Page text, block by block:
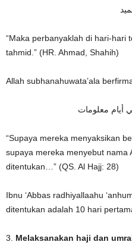
“Maka perbanyaklah di hari-hari
tahmid.” (HR. Ahmad, Shahih)
Allah subhanahuwata’ala
أيام معلومات
“Supaya mereka menyaksikan
supaya mereka menyebut nama
ditentukan…” (QS. Al Hajj: 28)
Ibnu ‘Abbas radhiyallaahu
ditentukan adalah 10 hari
3. Melaksanakan haji dan